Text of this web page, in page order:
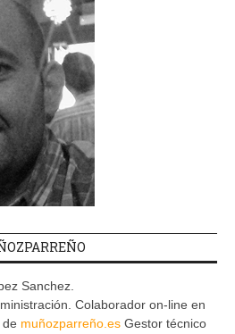
Sanchez.
Colaborador on-line en
muñozparreño.es Gestor técnico